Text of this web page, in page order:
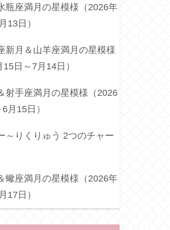
瓶座満月の星模様（2026年
13日）
新月＆山羊座満月の星模様
15日～7月14日）
射手座満月の星模様（2026
月15日）
～りくりゅう 2つのチャー
蠍座満月の星模様（2026年
17日）